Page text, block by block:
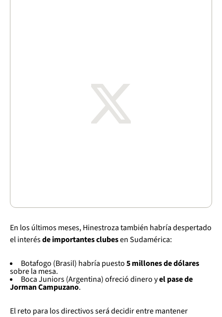
En los últimos meses, Hinestroza también habría despertado
el interésde importantes clubesen Sudamérica:
Botafogo (Brasil) habría puesto5 millones de dólares
sobre la mesa.
Boca Juniors (Argentina) ofreció dinero yel pase de
Jorman Campuzano.
El reto para los directivos será decidir entre mantener